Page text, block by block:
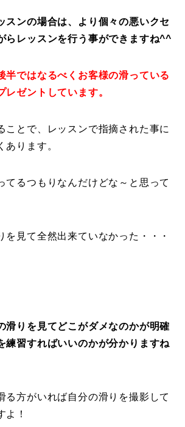
Movie
Online Store
動画
スンの場合は、より個々の悪いクセ
らレッスンを行う事ができますね^^
半ではなるべくお客様の滑っている
レゼントしています。
ことで、レッスンで指摘された事に
あります。
てるつもりなんだけどな～と思って
を見て全然出来ていなかった・・・
滑りを見てどこがダメなのかが明確
練習すればいいのかが分かりますね
る方がいれば自分の滑りを撮影して
よ！